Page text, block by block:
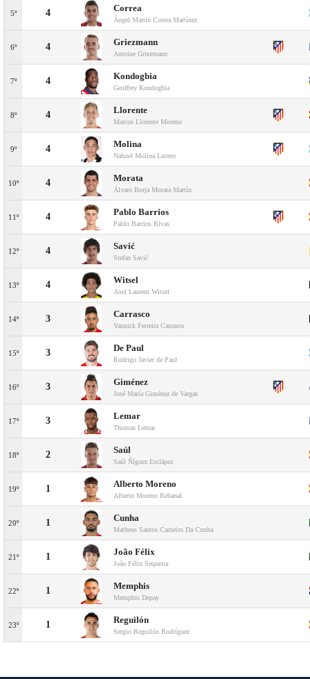
5º 4 Correa
Ángel Martín Correa Martínez
6º 4 Griezmann
Antoine Griezmann
7º 4 Kondogbia
Geoffrey Kondogbia
8º 4 Llorente
Marcos Llorente Moreno
9º 4 Molina
Nahuel Molina Lucero
10º 4 Morata
Álvaro Borja Morata Martín
11º 4 Pablo Barrios
Pablo Barrios Rivas
12º 4 Savić
Stefan Savić
13º 4 Witsel
Axel Laurent Witsel
14º 3 Carrasco
Yannick Ferreira Carrasco
15º 3 De Paul
Rodrigo Javier de Paul
16º 3 Giménez
José María Giménez de Vargas
17º 3 Lemar
Thomas Lemar
18º 2 Saúl
Saúl Ñíguez Esclápez
19º 1 Alberto Moreno
Alberto Moreno Rebanal
20º 1 Cunha
Matheus Santos Carneiro Da Cunha
21º 1 João Félix
João Félix Sequeira
22º 1 Memphis
Memphis Depay
23º 1 Reguilón
Sergio Reguilón Rodríguez